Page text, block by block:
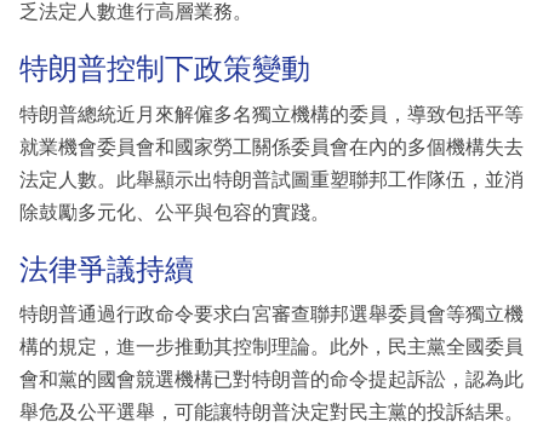
乏法定人數進行高層業務。
特朗普控制下政策變動
特朗普總統近月來解僱多名獨立機構的委員，導致包括平等
就業機會委員會和國家勞工關係委員會在內的多個機構失去
法定人數。此舉顯示出特朗普試圖重塑聯邦工作隊伍，並消
除鼓勵多元化、公平與包容的實踐。
法律爭議持續
特朗普通過行政命令要求白宮審查聯邦選舉委員會等獨立機
構的規定，進一步推動其控制理論。此外，民主黨全國委員
會和黨的國會競選機構已對特朗普的命令提起訴訟，認為此
舉危及公平選舉，可能讓特朗普決定對民主黨的投訴結果。